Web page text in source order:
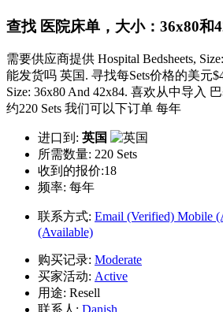
查找 医院床单，大小：36x80和
需要供应商提供 Hospital Bedsheets,
能发货吗 英国. 寻找每Sets价格的美元$4
Size: 36x80 And 42x84. 喜欢从中导入
约220 Sets 我们可以下订单 每年
进口到: 英国
所需数量: 220 Sets
收到的报价:18
频率: 每年
联系方式: Email (Verified) Mobile
(Available)
购买记录: Moderate
买家活动: Active
用途: Resell